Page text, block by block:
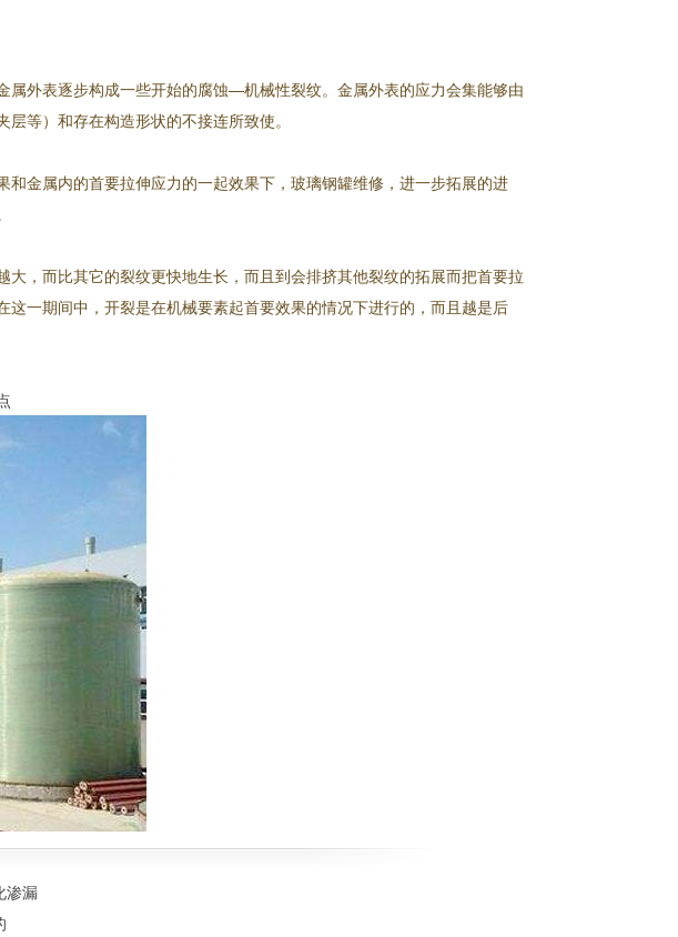
外表逐步构成一些开始的腐蚀—机械性裂纹。金属外表的应力会集能够由
等）和存在构造形状的不接连所致使。
金属内的首要拉伸应力的一起效果下，玻璃钢罐维修，进一步拓展的进
，而比其它的裂纹更快地生长，而且到会排挤其他裂纹的拓展而把首要拉
一期间中，开裂是在机械要素起首要效果的情况下进行的，而且越是后
渗漏